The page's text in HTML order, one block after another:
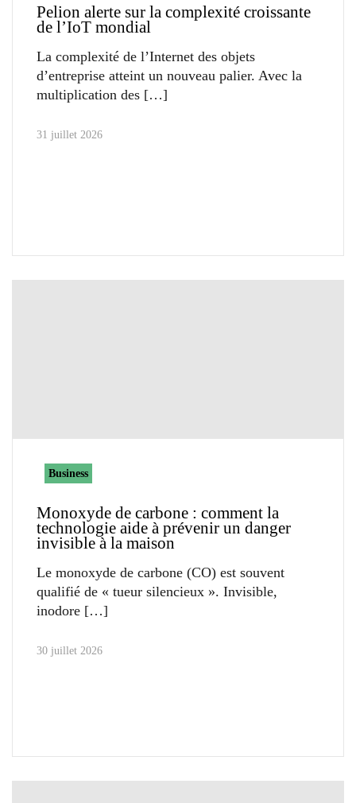
Pelion alerte sur la complexité croissante
de l’IoT mondial
La complexité de l’Internet des objets
d’entreprise atteint un nouveau palier. Avec la
multiplication des
31 juillet 2026
Business
Monoxyde de carbone : comment la
technologie aide à prévenir un danger
invisible à la maison
Le monoxyde de carbone (CO) est souvent
qualifié de « tueur silencieux ». Invisible,
inodore
30 juillet 2026